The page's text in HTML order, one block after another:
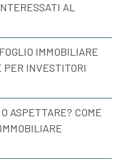
AL
IMMOBILIARE
INVESTITORI
ASPETTARE? COME